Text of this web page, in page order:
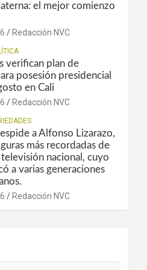
el mejor comienzo
Redacción NVC
verifican plan de
posesión presidencial
en Cali
Redacción NVC
a Alfonso Lizarazo,
más recordadas de
televisión nacional, cuyo
a varias generaciones
Redacción NVC